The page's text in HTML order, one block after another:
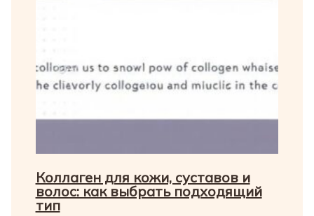
Коллаген для кожи, суставов и
волос: как выбрать подходящий
тип